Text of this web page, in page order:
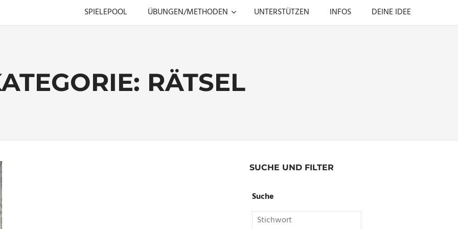
SPIELEPOOL ÜBUNGEN/METHODEN UNTERSTÜTZEN INFOS DEINE IDEE
RÄTSEL
SUCHE UND FILTER
Suche